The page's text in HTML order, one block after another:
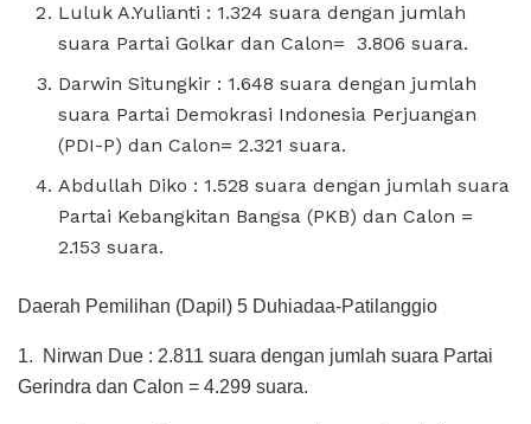
Luluk A.Yulianti : 1.324 suara dengan jumlah
suara Partai Golkar dan Calon= 3.806 suara.
Darwin Situngkir : 1.648 suara dengan jumlah
suara Partai Demokrasi Indonesia Perjuangan
(PDI-P) dan Calon= 2.321 suara.
Abdullah Diko : 1.528 suara dengan jumlah suara
Partai Kebangkitan Bangsa (PKB) dan Calon =
2.153 suara.
Daerah Pemilihan (Dapil) 5 Duhiadaa-Patilanggio
1. Nirwan Due : 2.811 suara dengan jumlah suara Partai
Gerindra dan Calon = 4.299 suara.